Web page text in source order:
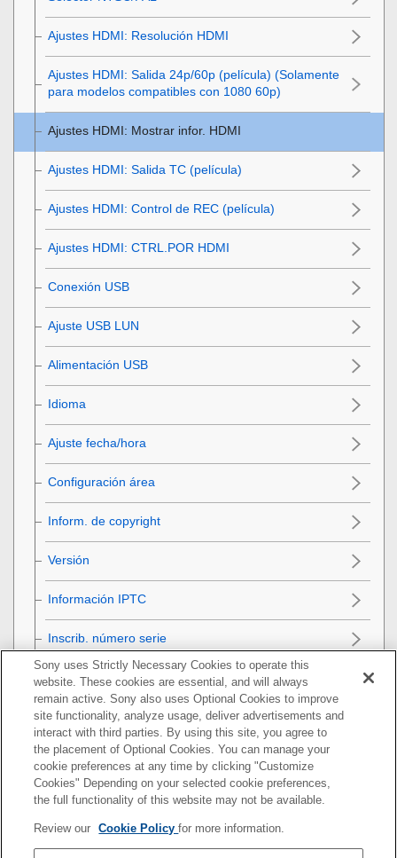
Ajustes HDMI: Resolución HDMI
Ajustes HDMI: Salida 24p/60p (película) (Solamente
para modelos compatibles con 1080 60p)
Ajustes HDMI: Mostrar infor. HDMI
Ajustes HDMI: Salida TC (película)
Ajustes HDMI: Control de REC (película)
Ajustes HDMI: CTRL.POR HDMI
Conexión USB
Ajuste USB LUN
Alimentación USB
Idioma
Ajuste fecha/hora
Configuración área
Inform. de copyright
Versión
Información IPTC
Inscrib. número serie
Aviso de privacidad
Inicialización de la cámara
Utilización de las funciones de red
Utilización de un ordenador
Lista de elementos de MENU
Sony uses Strictly Necessary Cookies to operate this
website. These cookies are essential, and will always
remain active. Sony also uses Optional Cookies to improve
site functionality, analyze usage, deliver advertisements and
interact with third parties. By using this site, you agree to
the placement of Optional Cookies. You can manage your
cookie preferences at any time by clicking "Customize
Cookies" Depending on your selected cookie preferences,
the full functionality of this website may not be available.
Review our Cookie Policyfor more information.